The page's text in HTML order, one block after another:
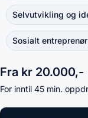
Selvutvikling og
Sosialt
Fra kr 20.000,-
For inntil 45 min.